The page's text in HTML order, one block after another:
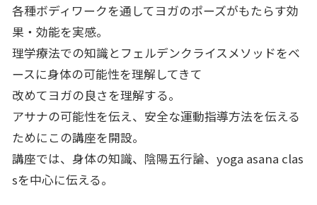
各種ボディワークを通してヨガのポーズがもたらす効
果・効能を実感。
理学療法での知識とフェルデンクライスメソッドをベ
ースに身体の可能性を理解してきて
改めてヨガの良さを理解する。
アサナの可能性を伝え、安全な運動指導方法を伝える
ためにこの講座を開設。
講座では、身体の知識、陰陽五行論、yoga asana clas
sを中心に伝える。